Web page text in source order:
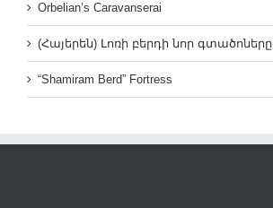
Orbelian’s Caravanserai
(Հայերեն) Լոռի բերդի նոր գտածոները
“Shamiram Berd” Fortress